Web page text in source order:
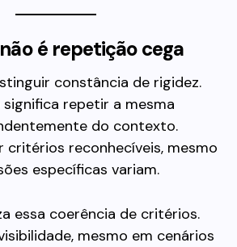
é repetição cega
constância de rigidez.
repetir a mesma
do contexto.
critérios reconhecíveis, mesmo
específicas variam.
essa coerência de critérios.
mesmo em cenários